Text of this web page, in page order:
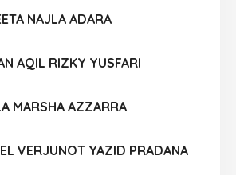
NAJLA ADARA
AQIL RIZKY YUSFARI
MARSHA AZZARRA
VERJUNOT YAZID PRADANA